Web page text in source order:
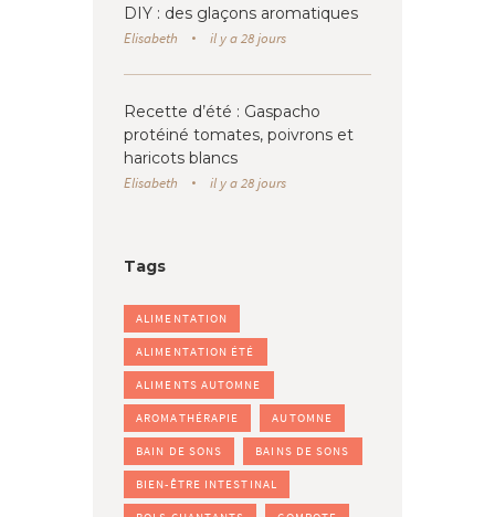
DIY : des glaçons aromatiques
Elisabeth il y a 28 jours
Recette d’été : Gaspacho
protéiné tomates, poivrons et
haricots blancs
Elisabeth il y a 28 jours
Tags
ALIMENTATION
ALIMENTATION ÉTÉ
ALIMENTS AUTOMNE
AROMATHÉRAPIE AUTOMNE
BAIN DE SONS BAINS DE SONS
BIEN-ÊTRE INTESTINAL